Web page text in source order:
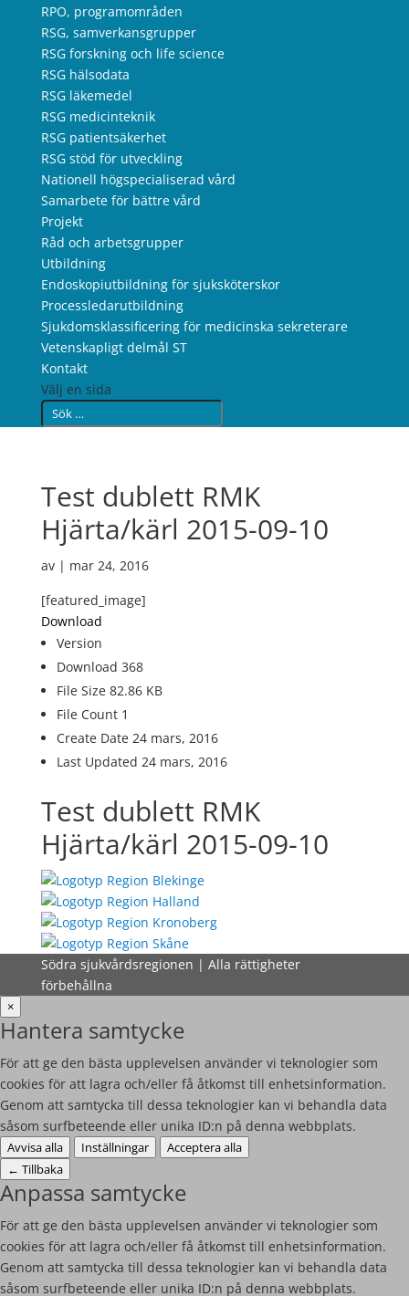
RPO, programområden
RSG, samverkansgrupper
RSG forskning och life science
RSG hälsodata
RSG läkemedel
RSG medicinteknik
RSG patientsäkerhet
RSG stöd för utveckling
Nationell högspecialiserad vård
Samarbete för bättre vård
Projekt
Råd och arbetsgrupper
Utbildning
Endoskopiutbildning för sjuksköterskor
Processledarutbildning
Sjukdomsklassificering för medicinska sekreterare
Vetenskapligt delmål ST
Kontakt
Välj en sida
Test dublett RMK
Hjärta/kärl 2015-09-10
av | mar 24, 2016
[featured_image]
Download
Version
Download 368
File Size 82.86 KB
File Count 1
Create Date 24 mars, 2016
Last Updated 24 mars, 2016
Test dublett RMK
Hjärta/kärl 2015-09-10
Södra sjukvårdsregionen | Alla rättigheter
förbehållna
×
Hantera samtycke
För att ge den bästa upplevelsen använder vi teknologier som
cookies för att lagra och/eller få åtkomst till enhetsinformation.
Genom att samtycka till dessa teknologier kan vi behandla data
såsom surfbeteende eller unika ID:n på denna webbplats.
Avvisa alla Inställningar
Acceptera alla
← Tillbaka
Anpassa samtycke
För att ge den bästa upplevelsen använder vi teknologier som
cookies för att lagra och/eller få åtkomst till enhetsinformation.
Genom att samtycka till dessa teknologier kan vi behandla data
såsom surfbeteende eller unika ID:n på denna webbplats.